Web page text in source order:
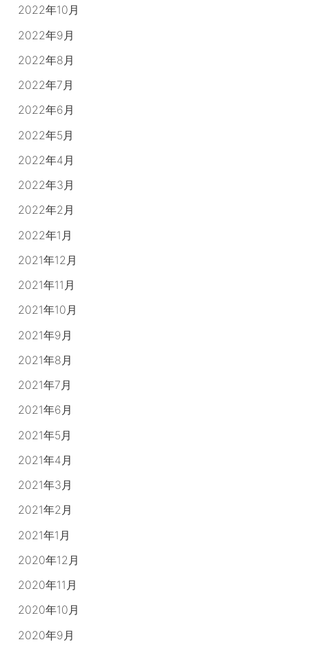
2022年10月
2022年9月
2022年8月
2022年7月
2022年6月
2022年5月
2022年4月
2022年3月
2022年2月
2022年1月
2021年12月
2021年11月
2021年10月
2021年9月
2021年8月
2021年7月
2021年6月
2021年5月
2021年4月
2021年3月
2021年2月
2021年1月
2020年12月
2020年11月
2020年10月
2020年9月